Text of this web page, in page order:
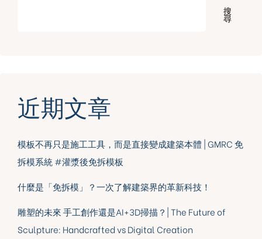
搜
尋
近期文章
模板不再只是施工工具，而是直接變成建築本體 | GMRC 免
拆模系統 #灌漿後免拆模板
什麼是「免拆模」？一次了解建築界的革新科技！
雕塑的未來 手工創作還是AI+3D掃描？| The Future of
Sculpture: Handcrafted vs Digital Creation